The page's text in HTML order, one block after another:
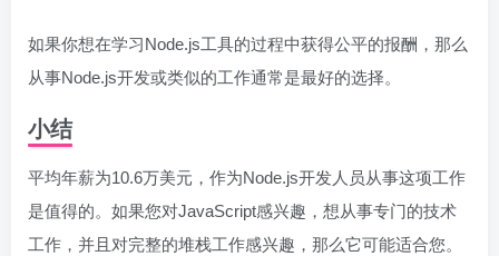
如果你想在学习Node.js工具的过程中获得公平的报酬，那么
从事Node.js开发或类似的工作通常是最好的选择。
小结
平均年薪为10.6万美元，作为Node.js开发人员从事这项工作
是值得的。如果您对JavaScript感兴趣，想从事专门的技术
工作，并且对完整的堆栈工作感兴趣，那么它可能适合您。